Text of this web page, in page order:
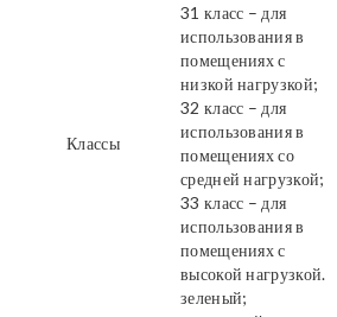
Классы
31 класс – для
использования в
помещениях с
низкой нагрузкой;
32 класс – для
использования в
помещениях со
средней нагрузкой;
33 класс – для
использования в
помещениях с
высокой нагрузкой.
зеленый;